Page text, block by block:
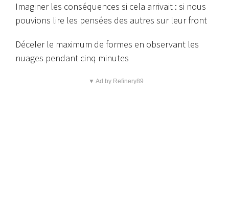
Imaginer les conséquences si cela arrivait : si nous
pouvions lire les pensées des autres sur leur front
Déceler le maximum de formes en observant les
nuages pendant cinq minutes
▼ Ad by Refinery89